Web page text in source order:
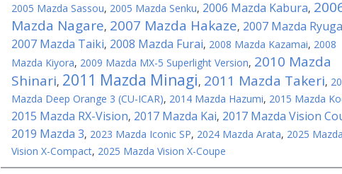
2005 Mazda Sassou, 2005 Mazda Senku, 2006 Mazda Kabura,
Mazda Nagare, 2007 Mazda Hakaze, 2007 Mazda Ryuga
2007 Mazda Taiki, 2008 Mazda Furai, 2008 Mazda Kazamai, 2008
Mazda Kiyora, 2009 Mazda MX-5 Superlight Version, 2010 Mazda
Shinari, 2011 Mazda Minagi, 2011 Mazda Takeri,
Mazda Deep Orange 3 (CU-ICAR), 2014 Mazda Hazumi, 2015 Mazda
2015 Mazda RX-Vision, 2017 Mazda Kai, 2017 Mazda Vision
2019 Mazda 3, 2023 Mazda Iconic SP, 2024 Mazda Arata, 2025 Mazda
Vision X-Compact, 2025 Mazda Vision X-Coupe